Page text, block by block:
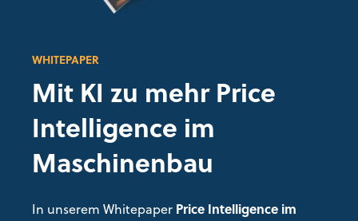
WHITEPAPER
Mit KI zu mehr Price
Intelligence im
Maschinenbau
In unserem Whitepaper Price Intelligence im